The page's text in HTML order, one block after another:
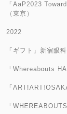
「AaP2023
（東京）
2022
「ギフト」新宿眼
「Whereabouts
「
「